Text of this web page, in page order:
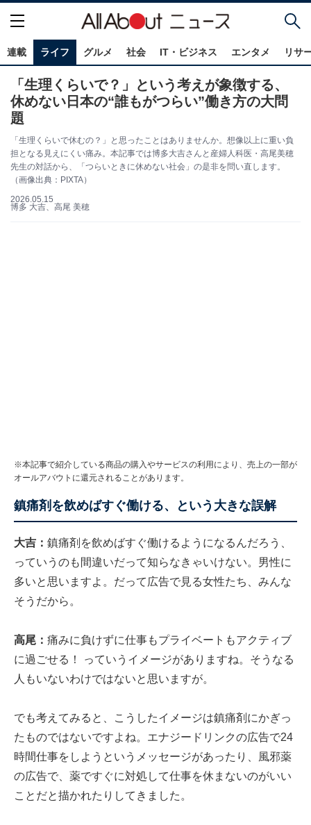
連載 ライフ グルメ 社会 IT・ビジネス エンタメ リサ
「生理くらいで？」という考えが象徴する、
休めない日本の“誰もがつらい”働き方の大問
題
「生理くらいで休むの？」と思ったことはありませんか。想像以上に重い負
担となる見えにくい痛み。本記事では博多大吉さんと産婦人科医・高尾美穂
先生の対話から、「つらいときに休めない社会」の是非を問い直します。
（画像出典：PIXTA）
2026.05.15
博多 大吉、高尾 美穂
※本記事で紹介している商品の購入やサービスの利用により、売上の一部が
オールアバウトに還元されることがあります。
鎮痛剤を飲めばすぐ働ける、という大きな誤解
大吉： 鎮痛剤を飲めばすぐ働けるようになるんだろう、
っていうのも間違いだって知らなきゃいけない。男性に
多いと思いますよ。だって広告で見る女性たち、みんな
そうだから。
高尾： 痛みに負けずに仕事もプライベートもアクティブ
に過ごせる！ っていうイメージがありますね。そうなる
人もいないわけではないと思いますが。
でも考えてみると、こうしたイメージは鎮痛剤にかぎっ
たものではないですよね。エナジードリンクの広告で24
時間仕事をしようというメッセージがあったり、風邪薬
の広告で、薬ですぐに対処して仕事を休まないのがいい
ことだと描かれたりしてきました。